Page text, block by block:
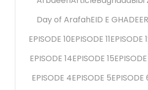
Day of ArafahEID E GHADEER
EPISODE 10EPISODE 11EPISODE
EPISODE 14EPISODE 15
EPISODE 4EPISODE 5EPISODE